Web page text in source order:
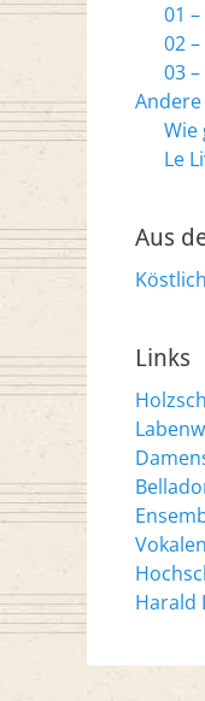
01
02
03
Wie
Le
Aus
Links
Harald